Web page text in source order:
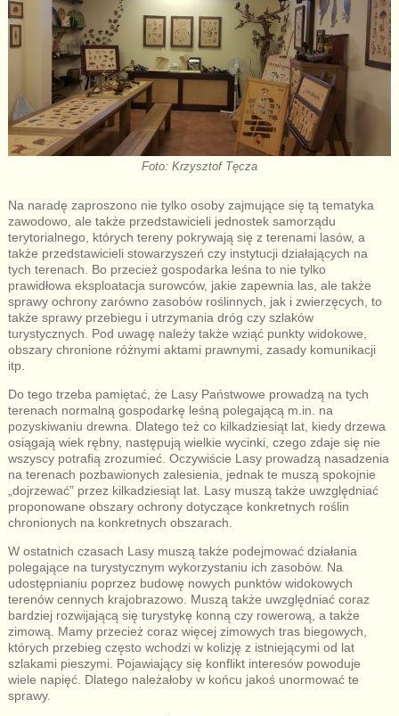
Foto: Krzysztof Tęcza
Na naradę zaproszono nie tylko osoby zajmujące się tą tematyka
zawodowo, ale także przedstawicieli jednostek samorządu
terytorialnego, których tereny pokrywają się z terenami lasów, a
także przedstawicieli stowarzyszeń czy instytucji działających na
tych terenach. Bo przecież gospodarka leśna to nie tylko
prawidłowa eksploatacja surowców, jakie zapewnia las, ale także
sprawy ochrony zarówno zasobów roślinnych, jak i zwierzęcych, to
także sprawy przebiegu i utrzymania dróg czy szlaków
turystycznych. Pod uwagę należy także wziąć punkty widokowe,
obszary chronione różnymi aktami prawnymi, zasady komunikacji
itp.
Do tego trzeba pamiętać, że Lasy Państwowe prowadzą na tych
terenach normalną gospodarkę leśną polegającą m.in. na
pozyskiwaniu drewna. Dlatego też co kilkadziesiąt lat, kiedy drzewa
osiągają wiek rębny, następują wielkie wycinki, czego zdaje się nie
wszyscy potrafią zrozumieć. Oczywiście Lasy prowadzą nasadzenia
na terenach pozbawionych zalesienia, jednak te muszą spokojnie
„dojrzewać” przez kilkadziesiąt lat. Lasy muszą także uwzględniać
proponowane obszary ochrony dotyczące konkretnych roślin
chronionych na konkretnych obszarach.
W ostatnich czasach Lasy muszą także podejmować działania
polegające na turystycznym wykorzystaniu ich zasobów. Na
udostępnianiu poprzez budowę nowych punktów widokowych
terenów cennych krajobrazowo. Muszą także uwzględniać coraz
bardziej rozwijającą się turystykę konną czy rowerową, a także
zimową. Mamy przecież coraz więcej zimowych tras biegowych,
których przebieg często wchodzi w kolizję z istniejącymi od lat
szlakami pieszymi. Pojawiający się konflikt interesów powoduje
wiele napięć. Dlatego należałoby w końcu jakoś unormować te
sprawy.